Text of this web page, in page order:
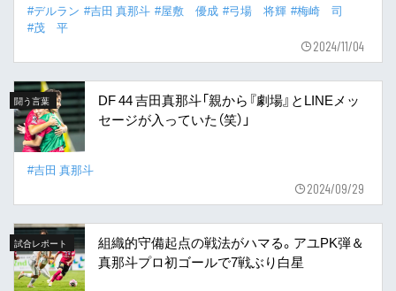
#デルラン #吉田 真那斗 #屋敷 優成 #弓場 将輝 #梅崎 司
#茂 平
2024/11/04
闘う言葉
DF 44 吉田真那斗「親から『劇場』とLINEメッ
セージが入っていた（笑）」
#吉田 真那斗
2024/09/29
試合レポート
組織的守備起点の戦法がハマる。アユPK弾＆
真那斗プロ初ゴールで7戦ぶり白星